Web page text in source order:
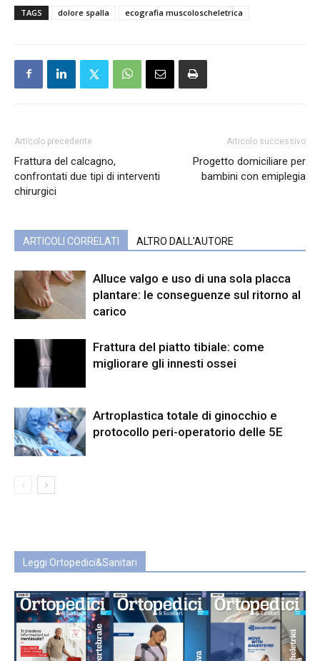
TAGS dolore spalla ecografia muscoloscheletrica
Articolo precedente
Frattura del calcagno,
confrontati due tipi di interventi
chirurgici
Articolo successivo
Progetto domiciliare per
bambini con emiplegia
ARTICOLI CORRELATI ALTRO DALL'AUTORE
Alluce valgo e uso di una sola placca
plantare: le conseguenze sul ritorno al
carico
Frattura del piatto tibiale: come
migliorare gli innesti ossei
Artroplastica totale di ginocchio e
protocollo peri-operatorio delle 5E
Leggi Ortopedici&Sanitari